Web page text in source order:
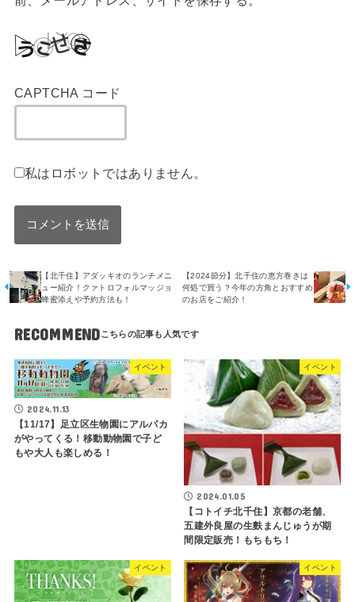
CAPTCHA コード
私はロボットではありません。
【北千住】アダッキオのランチメニ
ュー紹介！クァトロフォルマッジョ
蜂蜜添えや予約方法も！
【2024節分】北千住の恵方巻きは
何処で買う？今年の方角とおすすめ
のお店をご紹介！
RECOMMEND
イベント
2024.11.13
【11/17】足立区生物園にアルパカ
がやってくる！移動動物園で子ど
もや大人も楽しめる！
イベント
2024.01.05
【コトイチ北千住】京都の老舗、
五建外良屋の生麩まんじゅうが期
間限定販売！もちもち！
イベント イベント